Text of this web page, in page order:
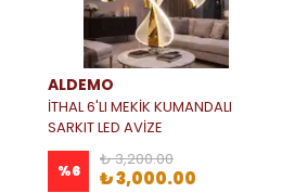
ALDEMO
İTHAL 6'LI MEKİK KUMANDALI
SARKIT LED AVİZE
%6
₺ 3,200.00
₺ 3,000.00